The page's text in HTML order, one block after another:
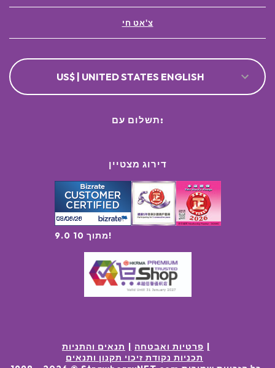
צ'אט חי
US$ | UNITED STATES ENGLISH
דירוג מצטיין
9.0 מתוך 10!
תשלום עם:
פרטיות ואבטחה
תנאים והתניות
תכניות נקודת זיכוי תקנון ותנאים